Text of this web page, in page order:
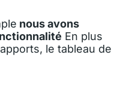
nous avons
En plus
le tableau de